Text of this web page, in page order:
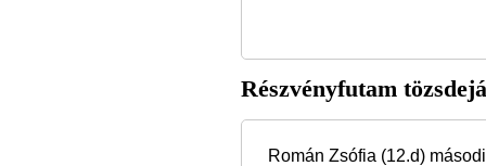
Részvényfutam
Román Zsófia (12.d)